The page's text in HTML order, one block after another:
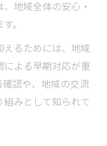
す影響を分析
死増加の実態を
スクに与える影
地域全体の安心・
。
えるためには、地域
による早期対応が重
認や、地域の交流
みとして知られて